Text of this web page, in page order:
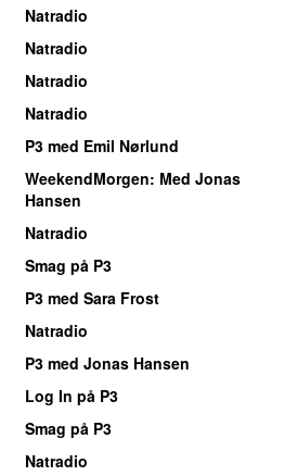
Natradio
Natradio
Natradio
Natradio
P3 med Emil Nørlund
WeekendMorgen: Med Jonas
Hansen
Natradio
Smag på P3
P3 med Sara Frost
Natradio
P3 med Jonas Hansen
Log In på P3
Smag på P3
Natradio